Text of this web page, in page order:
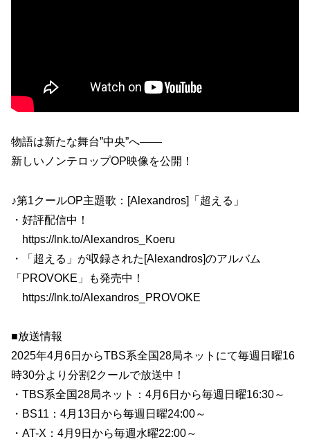
物語は新たな舞台”中央”へ――
新しいノンテロップOP映像を公開！
♪第1クールOP主題歌：[Alexandros]「超える」
・好評配信中！
https://lnk.to/Alexandros_Koeru
・「超える」が収録された[Alexandros]のアルバム
「PROVOKE」も発売中！
https://lnk.to/Alexandros_PROVOKE
■放送情報
2025年4月6日からTBS系全国28局ネットにて毎週日曜16
時30分より分割2クールで放送中！
・TBS系全国28局ネット：4月6日から毎週日曜16:30～
・BS11：4月13日から毎週日曜24:00～
・AT-X：4月9日から毎週水曜22:00～